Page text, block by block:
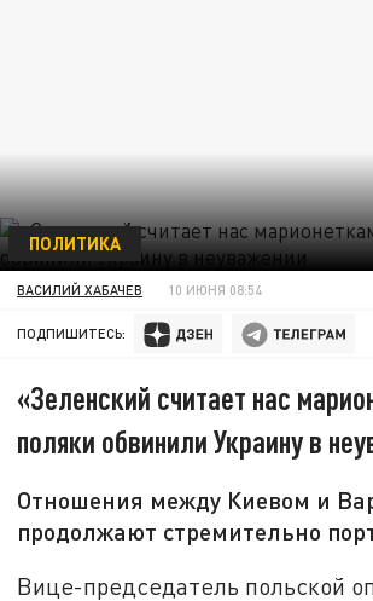
ПОЛИТИКА
ВАСИЛИЙ ХАБАЧЕВ 10 ИЮНЯ 08:54
ПОДПИШИТЕСЬ:
«Зеленский считает нас
поляки обвинили Украину в
Отношения между Киевом и
продолжают стремительно
Вице-председатель польской